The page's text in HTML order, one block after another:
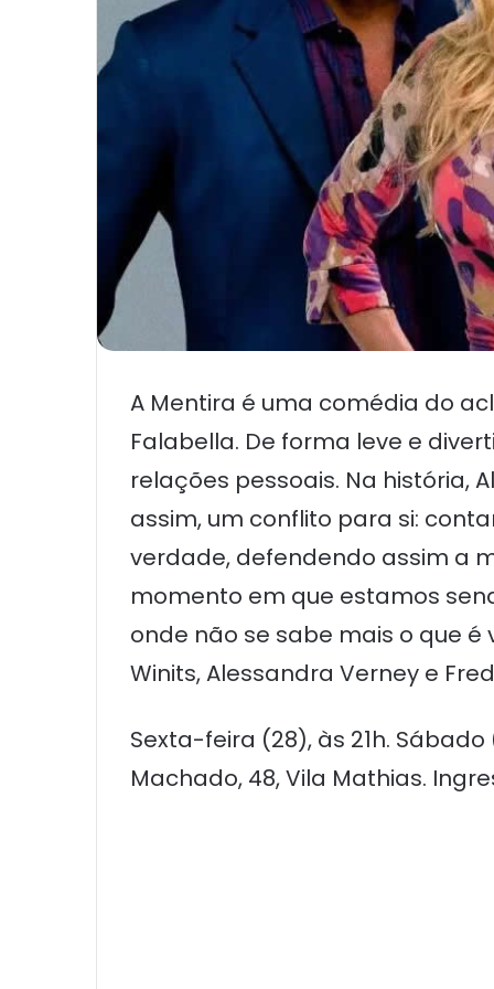
A Mentira é uma comédia do
Falabella. De forma leve e
relações pessoais. Na história,
assim, um conflito para si:
verdade, defendendo assim a
momento em que estamos
onde não se sabe mais o que
Winits, Alessandra Verney e
Sexta-feira (28), às 21h. Sábado
Machado, 48, Vila Mathias.